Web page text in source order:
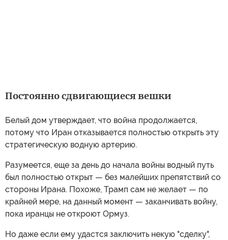
Постоянно сдвигающиеся вешки
Белый дом утверждает, что война продолжается,
потому что Иран отказывается полностью открыть эту
стратегическую водную артерию.
Разумеется, еще за день до начала войны водный путь
был полностью открыт — без малейших препятствий со
стороны Ирана. Похоже, Трамп сам не желает — по
крайней мере, на данный момент — заканчивать войну,
пока иранцы не откроют Ормуз.
Но даже если ему удастся заключить некую "сделку",